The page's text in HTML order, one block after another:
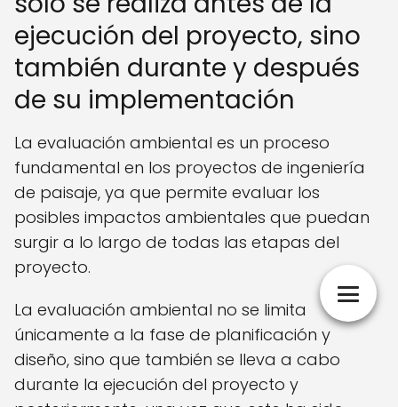
ejecución del proyecto, sino
también durante y después
de su implementación
La evaluación ambiental es un proceso
fundamental en los proyectos de ingeniería
de paisaje, ya que permite evaluar los
posibles impactos ambientales que puedan
surgir a lo largo de todas las etapas del
proyecto.
La evaluación ambiental no se limita
únicamente a la fase de planificación y
diseño, sino que también se lleva a cabo
durante la ejecución del proyecto y